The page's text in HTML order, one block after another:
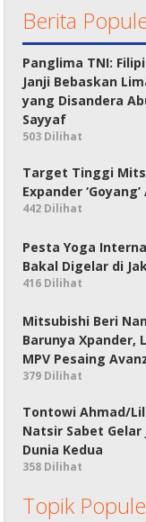
Berita
Panglima TNI:
Janji Bebaskan
yang Disandera
Sayyaf
503 Dilihat
Target Tinggi
Expander
442 Dilihat
Pesta Yoga
Bakal Digelar di
416 Dilihat
Mitsubishi Beri
Barunya Xpander,
MPV Pesaing
379 Dilihat
Tontowi Ahmad/
Natsir Sabet Gelar
Dunia Kedua
358 Dilihat
Topik